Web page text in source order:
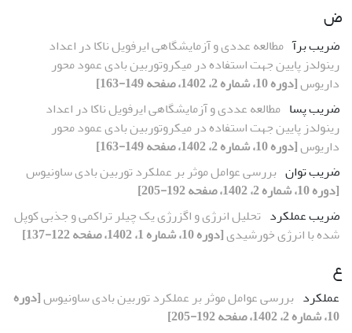
ض
ضریب برآ مطالعه عددی و آزمایشگاهی ایرفویل ناکا در اعداد
رینولدز پایین جهت استفاده در میکروتوربین بادی عمود محور
داریوس[دوره 10، شماره 2، 1402، صفحه 149-163]
ضریب پسا مطالعه عددی و آزمایشگاهی ایرفویل ناکا در اعداد
رینولدز پایین جهت استفاده در میکروتوربین بادی عمود محور
داریوس[دوره 10، شماره 2، 1402، صفحه 149-163]
ضریب توان بررسی عوامل موثر بر عملکرد توربین بادی ساونیوس
[دوره 10، شماره 2، 1402، صفحه 192-205]
ضریب عملکرد تحلیل انرژی و اگزرژی یک چیلر تراکمی و جذبی کوپل
شده با انرژی خورشیدی[دوره 10، شماره 1، 1402، صفحه 122-137]
ع
عملکرد بررسی عوامل موثر بر عملکرد توربین بادی ساونیوس[دوره
10، شماره 2، 1402، صفحه 192-205]